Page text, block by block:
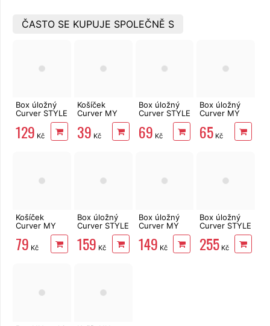
ČASTO SE KUPUJE SPOLEČNĚ S
Box úložný
Curver STYLE
03615-210
129 Kč
Košíček
Curver MY
STYLE A6
krémový
00097-885
39 Kč
Box úložný
Curver STYLE
03614-210
69 Kč
Box úložný
Curver MY
krémový
03610-885
65 Kč
Košíček
Curver MY
STYLE A4
krémový
00095-885
79 Kč
Box úložný
Curver STYLE
03616-210
159 Kč
Box úložný
Curver MY
STYLE SQR
krémový
03613-885
149 Kč
Box úložný
Curver STYLE
s víkem M
tm.hnědý
03618-210
255 Kč